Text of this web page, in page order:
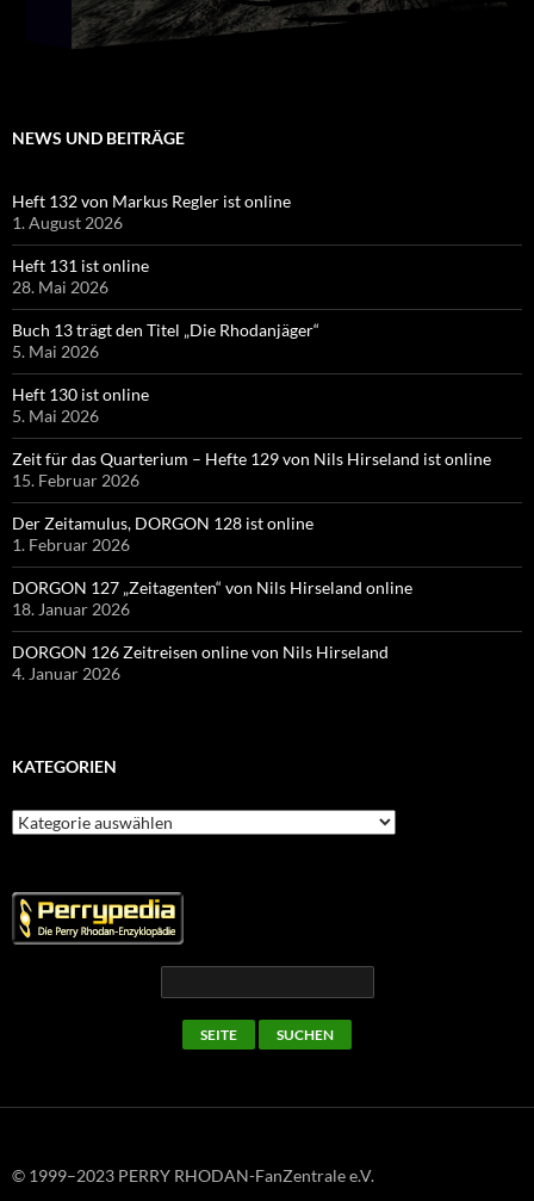
NEWS UND BEITRÄGE
Heft 132 von Markus Regler ist online
1. August 2026
Heft 131 ist online
28. Mai 2026
Buch 13 trägt den Titel „Die Rhodanjäger“
5. Mai 2026
Heft 130 ist online
5. Mai 2026
Zeit für das Quarterium – Hefte 129 von Nils Hirseland ist online
15. Februar 2026
Der Zeitamulus, DORGON 128 ist online
1. Februar 2026
DORGON 127 „Zeitagenten“ von Nils Hirseland online
18. Januar 2026
DORGON 126 Zeitreisen online von Nils Hirseland
4. Januar 2026
KATEGORIEN
Kategorien
© 1999–2023 PERRY RHODAN-FanZentrale e.V.